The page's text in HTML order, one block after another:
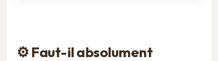
⚙️ Faut-il absolument